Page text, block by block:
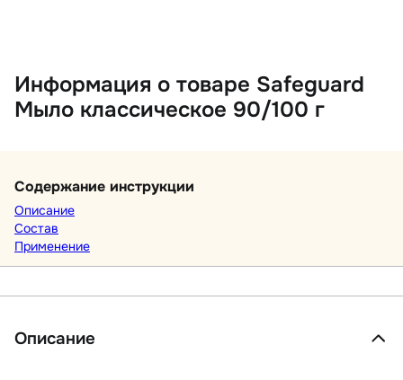
Информация о товаре Safeguard
Мыло классическое 90/100 г
Содержание инструкции
Описание
Состав
Применение
Описание